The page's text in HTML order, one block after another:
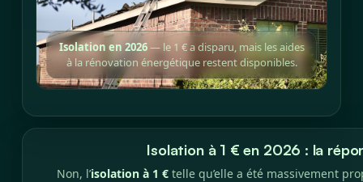
Isolation en 2026— le 1 € a disparu, mais les aides
à la rénovation énergétique restent disponibles.
Isolation à 1 € en 2026 : la
Non, l’isolation à 1 € telle qu’elle a été massivement